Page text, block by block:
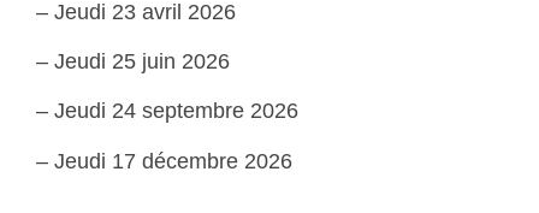
– Jeudi 23 avril 2026
– Jeudi 25 juin 2026
– Jeudi 24 septembre 2026
– Jeudi 17 décembre 2026